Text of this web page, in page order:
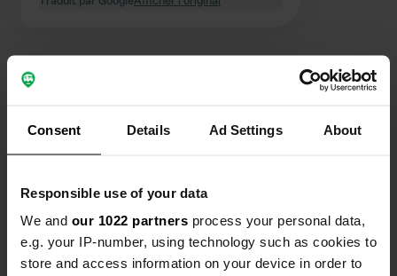
Consent Details Ad Settings About
Responsible use of your data
We and our 1022 partners process your personal data,
e.g. your IP-number, using technology such as cookies to
store and access information on your device in order to
Contact
Mansfield, Royaume-Uni
Coordonnées